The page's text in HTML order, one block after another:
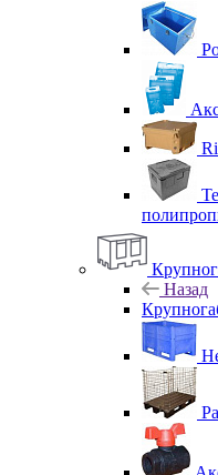
Назад